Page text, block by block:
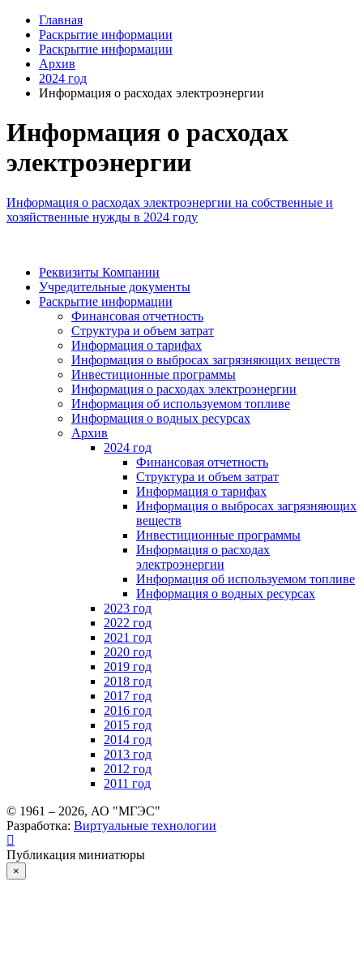
Главная
Раскрытие информации
Раскрытие информации
Архив
2024 год
Информация о расходах электроэнергии
Информация о расходах
электроэнергии
Информация о расходах электроэнергии на собственные и
хозяйственные нужды в 2024 году
Реквизиты Компании
Учредительные документы
Раскрытие информации
Финансовая отчетность
Структура и объем затрат
Информация о тарифах
Информация о выбросах загрязняющих веществ
Инвестиционные программы
Информация о расходах электроэнергии
Информация об используемом топливе
Информация о водных ресурсах
Архив
2024 год
Финансовая отчетность
Структура и объем затрат
Информация о тарифах
Информация о выбросах загрязняющих
веществ
Инвестиционные программы
Информация о расходах
электроэнергии
Информация об используемом топливе
Информация о водных ресурсах
2023 год
2022 год
2021 год
2020 год
2019 год
2018 год
2017 год
2016 год
2015 год
2014 год
2013 год
2012 год
2011 год
© 1961 – 2026, АО "МГЭС"
Разработка: Виртуальные технологии
Публикация миниатюры
×